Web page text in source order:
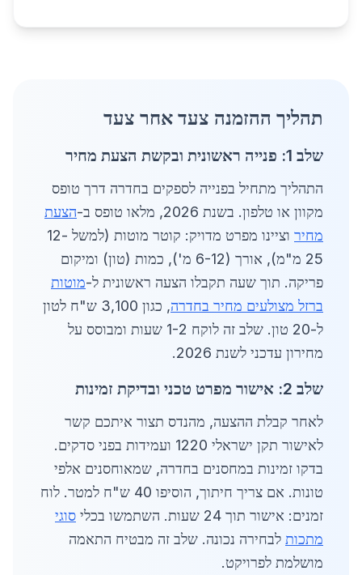
תהליך ההזמנה צעד אחר צעד
שלב 1: פנייה ראשונית ובקשת הצעת מחיר
התהליך מתחיל בפנייה לספקים בחדרה דרך טופס
מקוון או טלפון. בשנת 2026, מלאו טופס ב-
הצעת
מחיר
וציינו מפרט מדויק: קוטר מוטות (למשל 12-
25 מ"מ), אורך (6-12 מ'), כמות (טון) ומיקום
פריקה. תוך שעה תקבלו הצעה ראשונית ל-מוטות
ברזל מצולעים מחיר בחדרה
, כגון 3,100 ש"ח לטון
ל-20 טון. שלב זה לוקח 1-2 שעות ומבוסס על
מחירון עדכני לשנת 2026.
שלב 2: אישור מפרט טכני ובדיקת זמינות
לאחר קבלת ההצעה, מהנדס תצור איתכם קשר
לאישור תקן ישראלי 1220 ועמידות בפני סדקים.
בדקו זמינות במחסנים בחדרה, שמאוחסנים אלפי
טונות. אם צריך חיתוך, הוסיפו 40 ש"ח למטר. לוח
זמנים: אישור תוך 24 שעות. השתמשו בכלי
סוגי
מתכות לבחירה נכונה. שלב זה מבטיח התאמה
מושלמת לפרויקט.